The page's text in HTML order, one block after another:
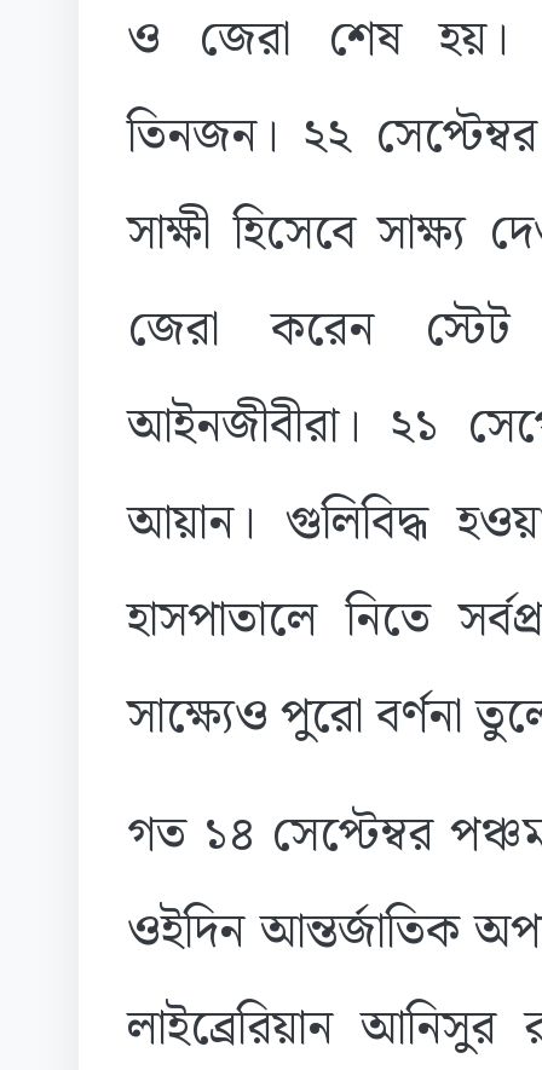
ও জেরা শেষ হয়।
তিনজন। ২২
সাক্ষী হিসেবে
জেরা করেন স্টেট
আইনজীবীরা। ২১
আয়ান। গুলিবিদ্ধ
হাসপাতালে নিতে
সাক্ষ্যেও পুরো বর্ণনা
গত ১৪ সেপ্টেম্বর
ওইদিন আন্তর্জাতিক
লাইব্রেরিয়ান